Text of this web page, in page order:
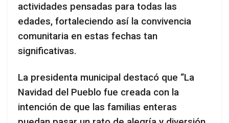
actividades pensadas para todas las
edades, fortaleciendo así la convivencia
comunitaria en estas fechas tan
significativas.
La presidenta municipal destacó que “La
Navidad del Pueblo fue creada con la
intención de que las familias enteras